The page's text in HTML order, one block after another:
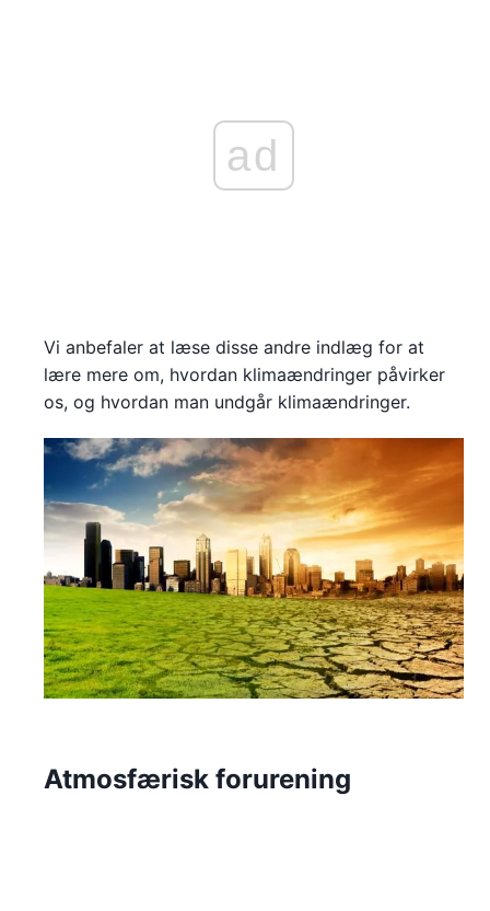
ad
Vi anbefaler at læse disse andre indlæg for at
lære mere om, hvordan klimaændringer påvirker
os, og hvordan man undgår klimaændringer.
Atmosfærisk forurening